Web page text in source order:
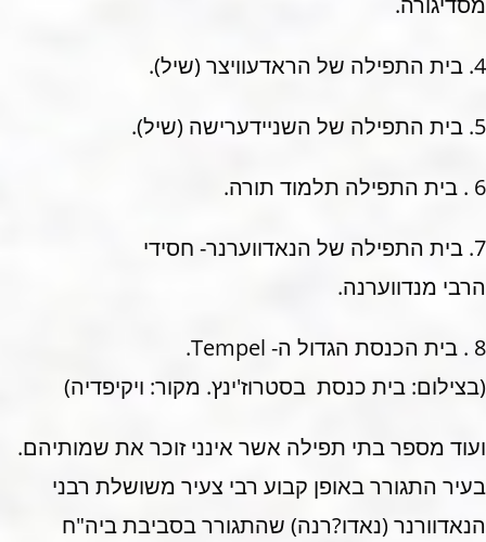
4. בית התפילה של הראדעוויצר (שיל).
5. בית התפילה של השניידערישה (שיל).
6 . בית התפילה תלמוד תורה.
7. בית התפילה של הנאדווערנר- חסידי
הרבי מנדווערנה.
8 . בית הכנסת הגדול ה- Tempel.
(בצילום: בית כנסת בסטרוז'ינץ. מקור: ויקיפדיה)
ועוד מספר בתי תפילה אשר אינני זוכר את שמותיהם.
בעיר התגורר באופן קבוע רבי צעיר משושלת רבני
הנאדוורנר (נאדו?רנה) שהתגורר בסביבת ביה"ח